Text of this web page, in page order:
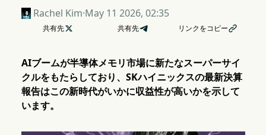
Rachel Kim·May 11 2026, 02:35
共有先 共有先 リンクをコピー
AIブームが半導体メモリ市場に新たなスーパーサイ
クルをもたらしており、SKハイニックスの最新決算
報告はこの新時代がいかに収益性が高いかを示して
います。